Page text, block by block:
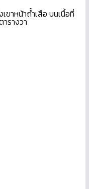
ขาหน้าถ้ำเสือ บนเนื้อที่
รางวา